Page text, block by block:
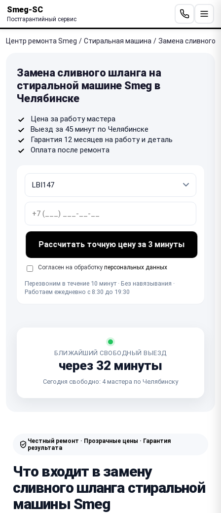
Smeg-SC
Постгарантийный сервис
Центр ремонта Smeg / Стиральная машина / Замена сливного
Замена сливного шланга на
стиральной машине Smeg в
Челябинске
Цена за работу мастера
Выезд за 45 минут по Челябинске
Гарантия 12 месяцев на работу и деталь
Оплата после ремонта
Рассчитать точную цену за 3 минуты
Согласен на обработку персональных данных
Перезвоним в течение 10 минут · Без навязывания ·
Работаем ежедневно с 8:30 до 19:30
БЛИЖАЙШИЙ СВОБОДНЫЙ ВЫЕЗД
через 32 минуты
Сегодня свободно: 4 мастера по Челябинску
Честный ремонт · Прозрачные цены · Гарантия
результата
Что входит в замену
сливного шланга стиральной
машины Smeg